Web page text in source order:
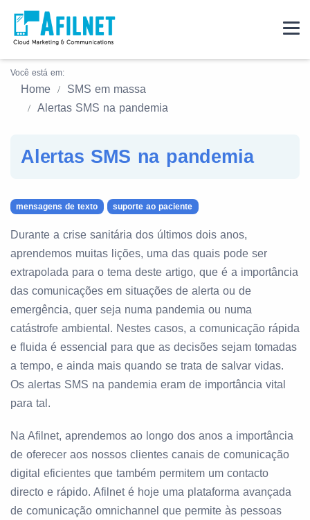
Você está em:
Home
SMS em massa
Alertas SMS na pandemia
Alertas SMS na pandemia
mensagens de texto suporte ao paciente
Durante a crise sanitária dos últimos dois anos,
aprendemos muitas lições, uma das quais pode ser
extrapolada para o tema deste artigo, que é a importância
das comunicações em situações de alerta ou de
emergência, quer seja numa pandemia ou numa
catástrofe ambiental. Nestes casos, a comunicação rápida
e fluida é essencial para que as decisões sejam tomadas
a tempo, e ainda mais quando se trata de salvar vidas.
Os alertas SMS na pandemia eram de importância vital
para tal.
Na Afilnet, aprendemos ao longo dos anos a importância
de oferecer aos nossos clientes canais de comunicação
digital eficientes que também permitem um contacto
directo e rápido. Afilnet é hoje uma plataforma avançada
de comunicação omnichannel que permite às pessoas